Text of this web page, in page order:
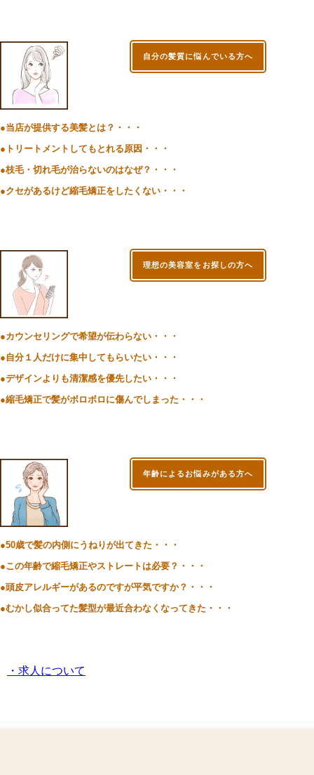
自分の髪質に悩んでいる方へ
●当店が提供する美髪とは？・・・
●トリートメントしてもとれる原因・・・
●枝毛・切れ毛が治らないのはなぜ？・・・
●クセがあるけど縮毛矯正をしたくない・・・
理想の美容室をお探しの方へ
●カウンセリングで希望が伝わらない・・・
●自分１人だけに集中してもらいたい・・・
●デザインよりも清潔感を優先したい・・・
●縮毛矯正で髪がボロボロに傷んでしまった・・・
年齢によるお悩みがある方へ
●50歳で髪の内側にうねりが出てきた・・・
●この年齢で縮毛矯正やストレートは必要？・・・
●頭皮アレルギーがあるのですが平気ですか？・・・
●むかし似合ってた髪型が最近合わなくなってきた・・・
・求人について